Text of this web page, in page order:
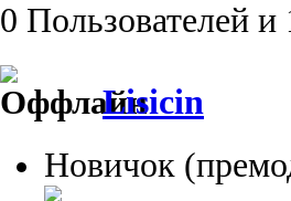
0 Пользователей
Lisicin
Новичок